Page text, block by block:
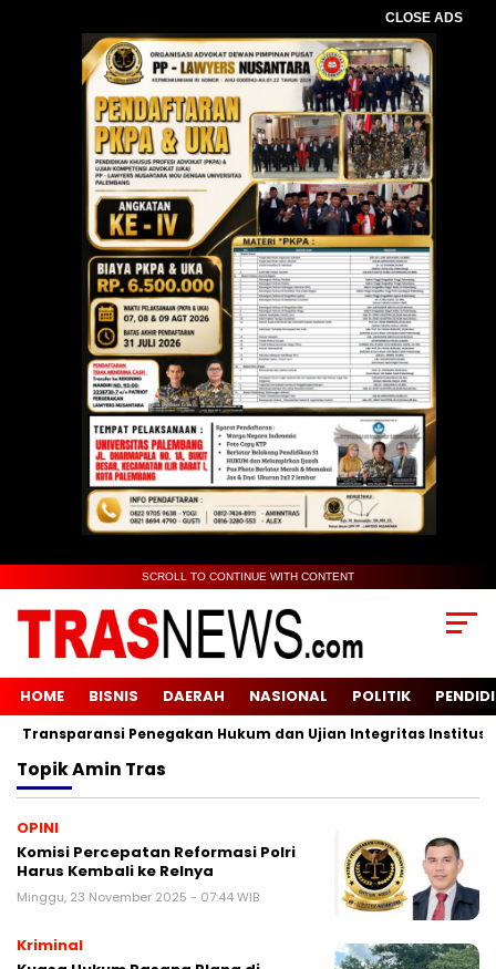
CLOSE ADS
SCROLL TO CONTINUE WITH CONTENT
HOME BISNIS DAERAH NASIONAL POLITIK
Transparansi Penegakan Hukum dan Ujian Integritas Institusi
TopikAmin Tras
OPINI
Komisi Percepatan Reformasi Polri
Harus Kembali ke Relnya
Minggu, 23 November 2025 - 07:44 WIB
Kriminal